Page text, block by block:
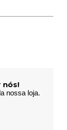
nós!
nossa loja.